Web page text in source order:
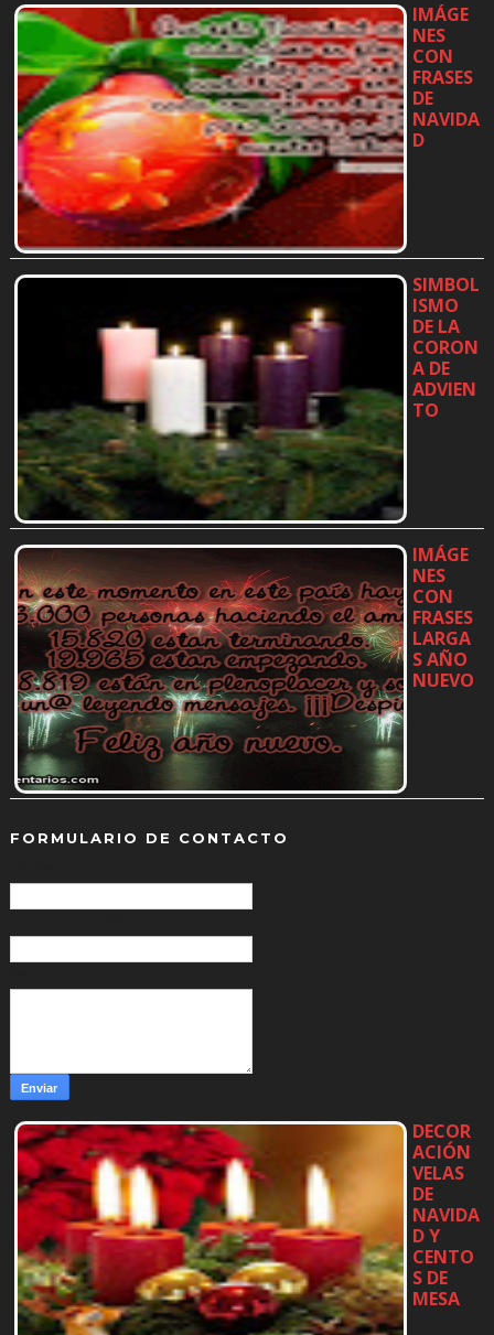
IMÁGE
NES
CON
FRASES
DE
NAVIDA
D
SIMBOL
ISMO
DE LA
CORON
A DE
ADVIEN
TO
IMÁGE
NES
CON
FRASES
LARGA
S AÑO
NUEVO
FORMULARIO DE CONTACTO
DECOR
ACIÓN
VELAS
DE
NAVIDA
D Y
CENTO
S DE
MESA